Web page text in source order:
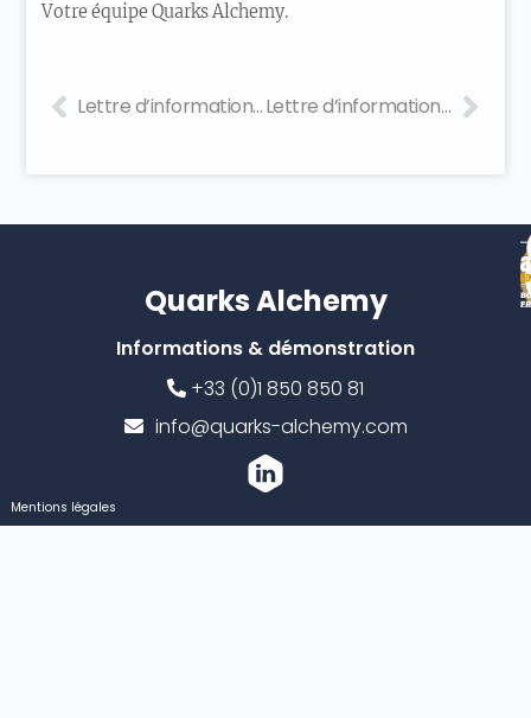
Votre équipe Quarks Alchemy.
Lettre d’information 4.21 Lettre d’information 4.23
Quarks Alchemy
Informations & démonstration
+33 (0)1 850 850 81
info@quarks-alchemy.com
Mentions légales